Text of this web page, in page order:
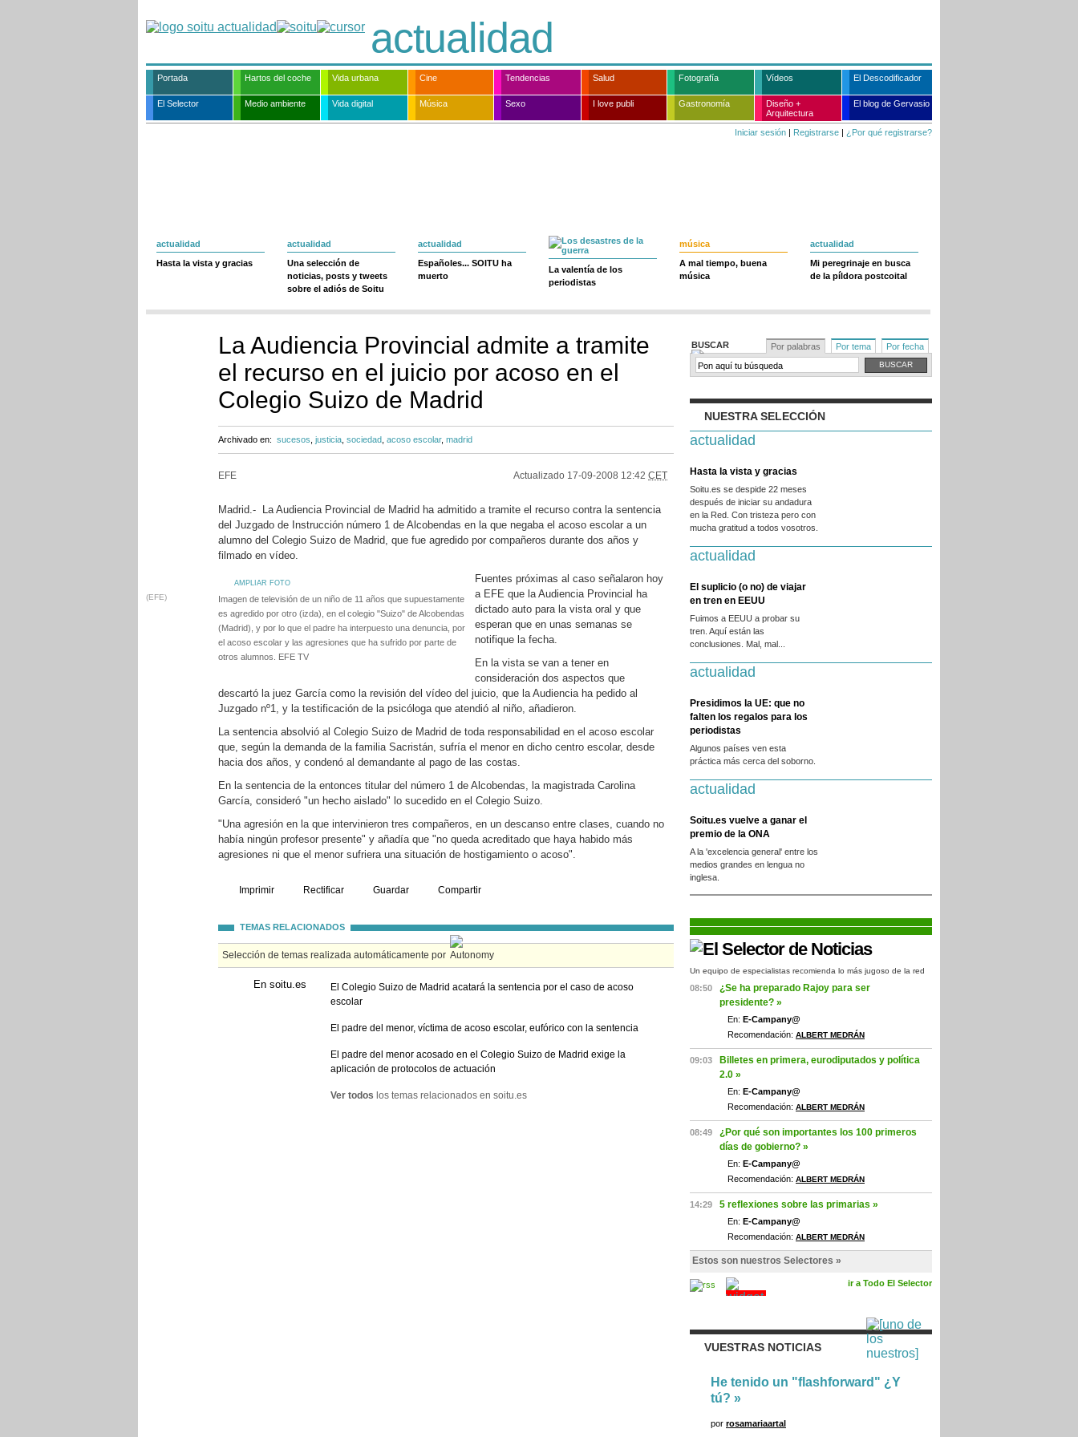
actualidad
Portada Hartos del coche Vida urbana Cine Tendencias Salud Fotografía Vídeos El Descodificador
El Selector Medio ambiente Vida digital Música Sexo I love publi Gastronomía
Diseño +
Arquitectura
El blog de Gervasio
Iniciar sesión | Registrarse | ¿Por qué registrarse?
actualidad
Hasta la vista y gracias
actualidad
Una selección de
noticias, posts y tweets
sobre el adiós de Soitu
actualidad
Españoles... SOITU ha
muerto
La valentía de los
periodistas
música
A mal tiempo, buena
música
actualidad
Mi peregrinaje en busca
de la píldora postcoital
La Audiencia Provincial admite a tramite
el recurso en el juicio por acoso en el
Colegio Suizo de Madrid
Archivado en: sucesos justicia sociedad acoso escolar, madrid
EFE Actualizado 17-09-2008 12:42 CET
Madrid.- La Audiencia Provincial de Madrid ha admitido a tramite el recurso contra la sentencia
del Juzgado de Instrucción número 1 de Alcobendas en la que negaba el acoso escolar a un
alumno del Colegio Suizo de Madrid, que fue agredido por compañeros durante dos años y
filmado en vídeo.
AMPLIAR FOTO
(EFE)
Imagen de televisión de un niño de 11 años que supuestamente
es agredido por otro (izda), en el colegio "Suizo" de Alcobendas
(Madrid), y por lo que el padre ha interpuesto una denuncia, por
el acoso escolar y las agresiones que ha sufrido por parte de
otros alumnos. EFE TV
Fuentes próximas al caso señalaron hoy
a EFE que la Audiencia Provincial ha
dictado auto para la vista oral y que
esperan que en unas semanas se
notifique la fecha.
En la vista se van a tener en
consideración dos aspectos que
descartó la juez García como la revisión del vídeo del juicio, que la Audiencia ha pedido al
Juzgado nº1, y la testificación de la psicóloga que atendió al niño, añadieron.
La sentencia absolvió al Colegio Suizo de Madrid de toda responsabilidad en el acoso escolar
que, según la demanda de la familia Sacristán, sufría el menor en dicho centro escolar, desde
hacia dos años, y condenó al demandante al pago de las costas.
En la sentencia de la entonces titular del número 1 de Alcobendas, la magistrada Carolina
García, consideró "un hecho aislado" lo sucedido en el Colegio Suizo.
"Una agresión en la que intervinieron tres compañeros, en un descanso entre clases, cuando no
había ningún profesor presente" y añadía que "no queda acreditado que haya habido más
agresiones ni que el menor sufriera una situación de hostigamiento o acoso".
Imprimir Rectificar Guardar Compartir
TEMAS RELACIONADOS
Selección de temas realizada automáticamente por
En soitu.es
El Colegio Suizo de Madrid acatará la sentencia por el caso de acoso
escolar
El padre del menor, víctima de acoso escolar, eufórico con la sentencia
El padre del menor acosado en el Colegio Suizo de Madrid exige la
aplicación de protocolos de actuación
Ver todos los temas relacionados en soitu.es
BUSCAR Por palabras Por tema Por fecha
NUESTRA SELECCIÓN
actualidad
Hasta la vista y gracias
Soitu.es se despide 22 meses
después de iniciar su andadura
en la Red. Con tristeza pero con
mucha gratitud a todos vosotros.
actualidad
El suplicio (o no) de viajar
en tren en EEUU
Fuimos a EEUU a probar su
tren. Aquí están las
conclusiones. Mal, mal...
actualidad
Presidimos la UE: que no
falten los regalos para los
periodistas
Algunos países ven esta
práctica más cerca del soborno.
actualidad
Soitu.es vuelve a ganar el
premio de la ONA
A la 'excelencia general' entre los
medios grandes en lengua no
inglesa.
Un equipo de especialistas recomienda lo más jugoso de la red
08:50
¿Se ha preparado Rajoy para ser
presidente? »
En: E-Campany@
Recomendación: ALBERT MEDRÁN
09:03
Billetes en primera, eurodiputados y política
2.0 »
En: E-Campany@
Recomendación: ALBERT MEDRÁN
08:49
¿Por qué son importantes los 100 primeros
días de gobierno? »
En: E-Campany@
Recomendación: ALBERT MEDRÁN
14:29 5 reflexiones sobre las primarias »
En: E-Campany@
Recomendación: ALBERT MEDRÁN
Estos son nuestros Selectores »
ir a Todo El Selector
VUESTRAS NOTICIAS
He tenido un "flashforward" ¿Y
tú? »
por rosamariaartal